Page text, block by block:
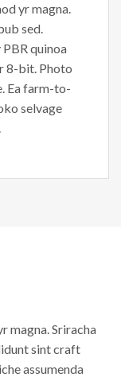
yr magna.
sed.
quinoa
8-bit. Photo
Ea farm-to-
selvage
magna. Sriracha
sint craft
assumenda